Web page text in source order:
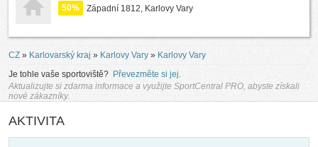
50%
Západní 1812, Karlovy Vary
CZ » Karlovarský kraj » Karlovy Vary » Karlovy Vary
Je tohle vaše sportoviště? Převezměte si jej.
Aktualizujte si zdarma informace a využijte SportCentral PRO, abyste získali
nové zákazníky.
AKTIVITA